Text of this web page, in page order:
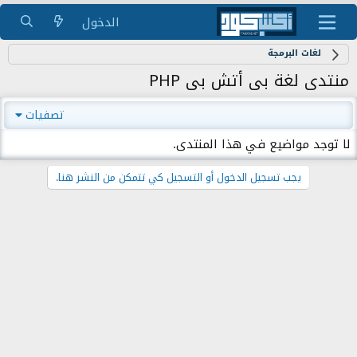
الدخول
لغات البرمجة
منتدى لغة بى أتش بى PHP
تصفيات
لا توجد مواضيع في هذا المنتدى.
يجب تسجيل الدخول أو التسجيل كي تتمكن من النشر هنا.